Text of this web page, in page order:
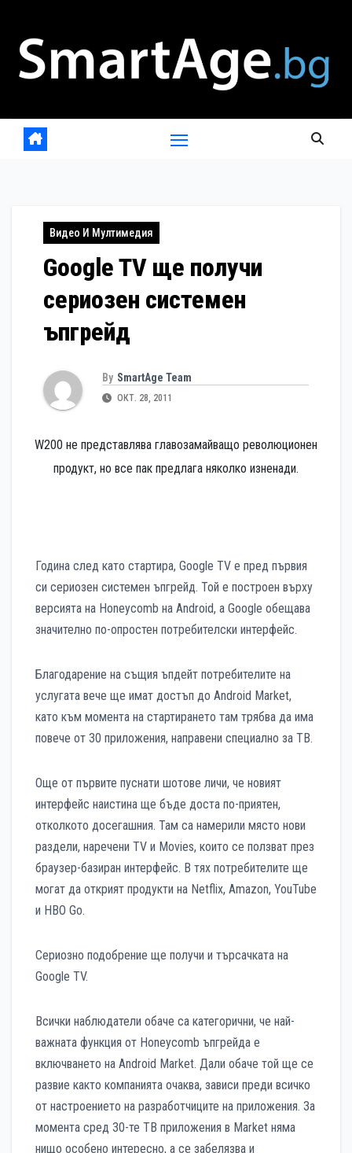
content
Видео И Мултимедия
Google TV ще получи
сериозен системен
ъпгрейд
By SmartAge Team
ОКТ. 28, 2011
W200 не представлява главозамайващо революционен
продукт, но все пак предлага няколко изненади.
Година след като стартира, Google TV е пред първия
си сериозен системен ъпгрейд. Той е построен върху
версията на Honeycomb на Android, а Google обещава
значително по-опростен потребителски интерфейс.
Благодарение на същия ъпдейт потребителите на
услугата вече ще имат достъп до Android Market,
като към момента на стартирането там трябва да има
повече от 30 приложения, направени специално за ТВ.
Още от първите пуснати шотове личи, че новият
интерфейс наистина ще бъде доста по-приятен,
отколкото досегашния. Там са намерили място нови
раздели, наречени TV и Movies, които се ползват през
браузер-базиран интерфейс. В тях потребителите ще
могат да открият продукти на Netflix, Amazon, YouTube
и HBO Go.
Сериозно подобрение ще получи и търсачката на
Google TV.
Всички наблюдатели обаче са категорични, че най-
важната функция от Honeycomb ъпгрейда е
включването на Android Mаrket. Дали обаче той ще се
развие както компанията очаква, зависи преди всичко
от настроението на разработчиците на приложения. За
момента сред 30-те ТВ приложения в Market няма
нищо особено интересно, а се забелязва и